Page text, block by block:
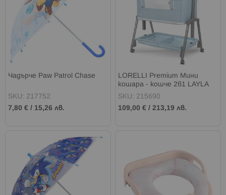
Чадърче Paw Patrol Chase
SKU: 217752
7,80 € / 15,26 лв.
LORELLI Premium Мини
кошара - кошче 2в1 LAYLA
BLUE
SKU: 215690
109,00 € /213,19 лв.